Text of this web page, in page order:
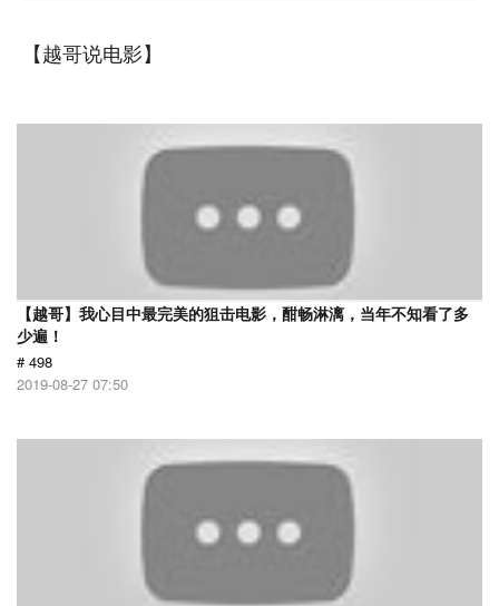
【越哥说电影】
【越哥】我心目中最完美的狙击电影，酣畅淋漓，当年不知看了多
少遍！
# 498
2019-08-27 07:50